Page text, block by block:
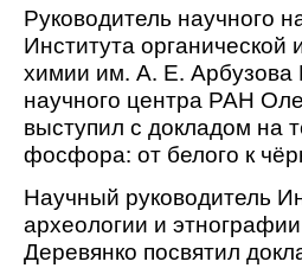
Руководитель научного
Института органической
химии им. А. Е. Арбузова
научного центра РАН
выступил с докладом на
фосфора: от белого к
Научный руководитель
археологии и
Деревянко посвятил